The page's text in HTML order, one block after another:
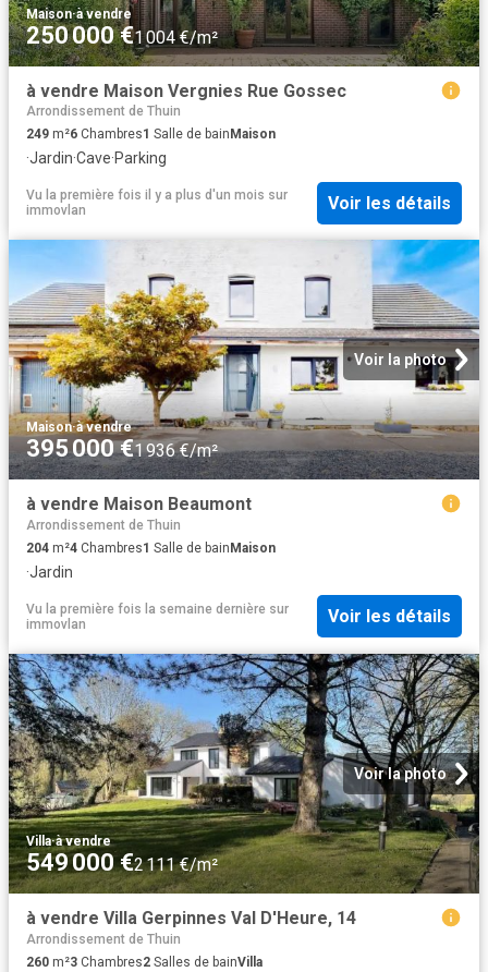
Maison·à vendre
250 000 €1 004 €/m²
à vendre Maison Vergnies Rue Gossec
Arrondissement de Thuin
249 m²6 Chambres1 Salle de bain Maison
·Jardin·Cave·Parking
Vu la première fois il y a plus d'un mois sur
immovlan
Voir les détails
Voir la photo
Maison·à vendre
395 000 €1 936 €/m²
à vendre Maison Beaumont
Arrondissement de Thuin
204 m²4 Chambres1 Salle de bain Maison
·Jardin
Vu la première fois la semaine dernière sur
immovlan
Voir les détails
Voir la photo
Villa·à vendre
549 000 €2 111 €/m²
à vendre Villa Gerpinnes Val D'Heure, 14
Arrondissement de Thuin
260 m²3 Chambres2 Salles de bainVilla